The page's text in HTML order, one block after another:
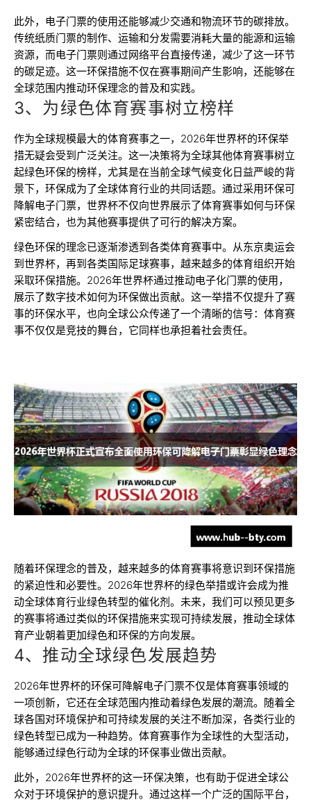
此外，电子门票的使用还能够减少交通和物流环节的碳排放。
传统纸质门票的制作、运输和分发需要消耗大量的能源和运输
资源，而电子门票则通过网络平台直接传递，减少了这一环节
的碳足迹。这一环保措施不仅在赛事期间产生影响，还能够在
全球范围内推动环保理念的普及和实践。
3、为绿色体育赛事树立榜样
作为全球规模最大的体育赛事之一，2026年世界杯的环保举
措无疑会受到广泛关注。这一决策将为全球其他体育赛事树立
起绿色环保的榜样，尤其是在当前全球气候变化日益严峻的背
景下，环保成为了全球体育行业的共同话题。通过采用环保可
降解电子门票，世界杯不仅向世界展示了体育赛事如何与环保
紧密结合，也为其他赛事提供了可行的解决方案。
绿色环保的理念已逐渐渗透到各类体育赛事中。从东京奥运会
到世界杯，再到各类国际足球赛事，越来越多的体育组织开始
采取环保措施。2026年世界杯通过推动电子化门票的使用，
展示了数字技术如何为环保做出贡献。这一举措不仅提升了赛
事的环保水平，也向全球公众传递了一个清晰的信号：体育赛
事不仅仅是竞技的舞台，它同样也承担着社会责任。
随着环保理念的普及，越来越多的体育赛事将意识到环保措施
的紧迫性和必要性。2026年世界杯的绿色举措或许会成为推
动全球体育行业绿色转型的催化剂。未来，我们可以预见更多
的赛事将通过类似的环保措施来实现可持续发展，推动全球体
育产业朝着更加绿色和环保的方向发展。
4、推动全球绿色发展趋势
2026年世界杯的环保可降解电子门票不仅是体育赛事领域的
一项创新，它还在全球范围内推动着绿色发展的潮流。随着全
球各国对环境保护和可持续发展的关注不断加深，各类行业的
绿色转型已成为一种趋势。体育赛事作为全球性的大型活动，
能够通过绿色行动为全球的环保事业做出贡献。
此外，2026年世界杯的这一环保决策，也有助于促进全球公
众对于环境保护的意识提升。通过这样一个广泛的国际平台，